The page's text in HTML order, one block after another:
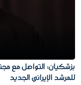
بزشكيان: التواصل مع
للمرشد الإيراني الجديد